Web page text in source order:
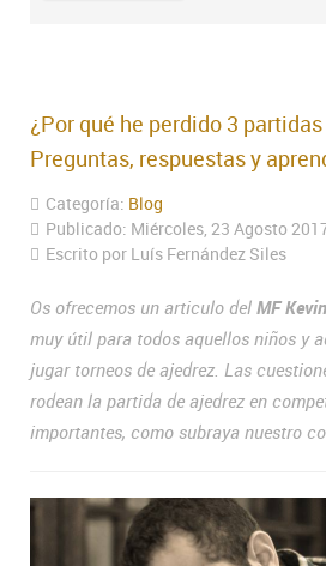
¿Por qué he perdido 3
Preguntas, respuestas y
Categoría: Blog
Publicado: Miércoles, 23 Agosto
Escrito por Luís Fernández Siles
Os ofrecemos un articulo del MF
muy útil para todos aquellos niños y
jugar torneos de ajedrez. Las
rodean la partida de ajedrez en
importantes, como subraya nuestro